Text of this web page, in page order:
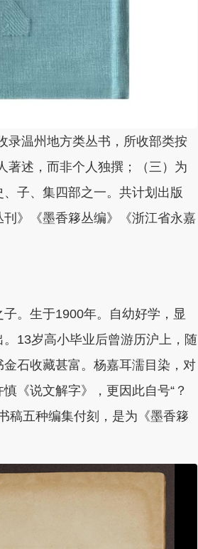
录温州地方类丛书，所收部类按
著述，而非个人独撰；
（三）为
子、集四部之一。 共计划出版
》《墨香簃丛编》《浙江省永嘉
。生于1900年。自幼好学，显
13岁高小毕业后曾游历沪上，随
石收藏甚富。杨嘉耳濡目染，对
《说文解字》，更因此自号“？
稿五种编集付刻，是为《墨香簃